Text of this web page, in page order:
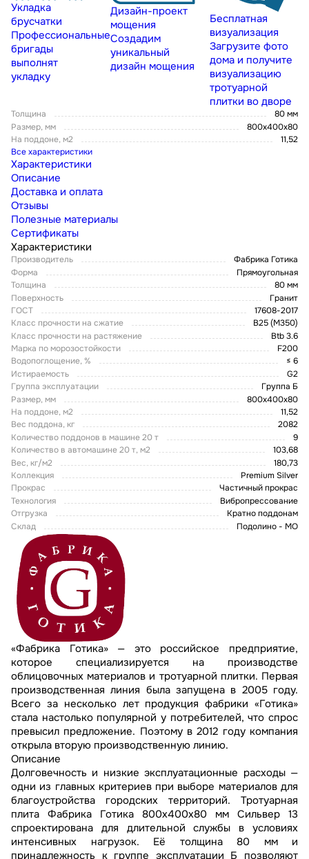
Укладка
брусчатки
Профессиональные
бригады
выполнят
укладку
Дизайн-проект
мощения
Создадим
уникальный
дизайн мощения
Бесплатная
визуализация
Загрузите фото
дома и получите
визуализацию
тротуарной
плитки во дворе
Толщина
80 мм
Размер, мм
800x400x80
На поддоне, м2
11,52
Все характеристики
Характеристики
Описание
Доставка и оплата
Отзывы
Полезные материалы
Сертификаты
Характеристики
Производитель
Фабрика Готика
Форма
Прямоугольная
Толщина
80 мм
Поверхность
Гранит
ГОСТ
17608-2017
Класс прочности на сжатие
В25 (М350)
Класс прочности на растяжение
Btb 3.6
Марка по морозостойкости
F200
Водопоглощение, %
≤ 6
Истираемость
G2
Группа эксплуатации
Группа Б
Размер, мм
800x400x80
На поддоне, м2
11,52
Вес поддона, кг
2082
Количество поддонов в машине 20 т
9
Количество в автомашине 20 т, м2
103,68
Вес, кг/м2
180,73
Коллекция
Premium Silver
Прокрас
Частичный прокрас
Технология
Вибропрессование
Отгрузка
Кратно поддонам
Склад
Подолино - МО
«Фабрика Готика» — это российское предприятие,
которое специализируется на производстве
облицовочных материалов и тротуарной плитки. Первая
производственная линия была запущена в 2005 году.
Всего за несколько лет продукция фабрики «Готика»
стала настолько популярной у потребителей, что спрос
превысил предложение. Поэтому в 2012 году компания
открыла вторую производственную линию.
Описание
Долговечность и низкие эксплуатационные расходы —
одни из главных критериев при выборе материалов для
благоустройства городских территорий. Тротуарная
плита Фабрика Готика 800х400х80 мм Сильвер 13
спроектирована для длительной службы в условиях
интенсивных нагрузок. Её толщина 80 мм и
принадлежность к группе эксплуатации Б позволяют